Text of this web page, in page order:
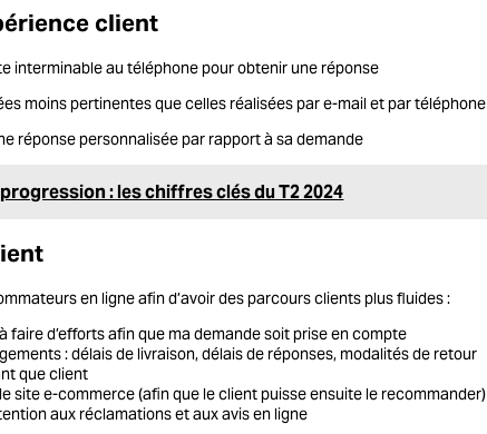
client
interminable au téléphone pour obtenir une réponse
moins pertinentes que celles réalisées par e-mail et par téléphone
réponse personnalisée par rapport à sa demande
: les chiffres clés du T2 2024
en ligne afin d’avoir des parcours clients plus fluides :
faire d’efforts afin que ma demande soit prise en compte
: délais de livraison, délais de réponses, modalités de retour
que client
site e-commerce(afin que le client puisse ensuite le recommander)
aux réclamations et aux avis en ligne